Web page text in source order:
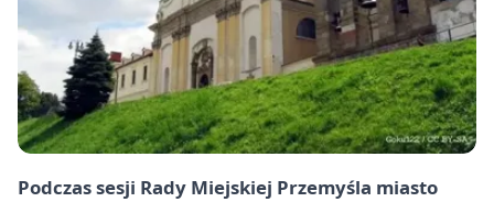
Podczas sesji Rady Miejskiej Przemyśla miasto